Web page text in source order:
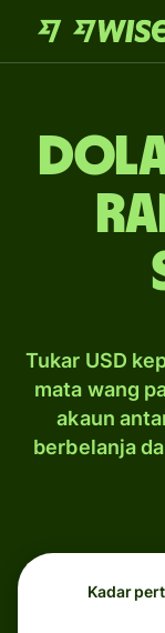
Tukar USD
mata wang
akaun
berbelanja
Kadar